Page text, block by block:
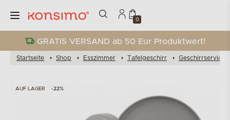
0
GRATIS VERSAND ab 50 Eur Produktwert!
Startseite Shop Esszimmer Tafelgeschirr Geschirrservices
AUF LAGER -22%